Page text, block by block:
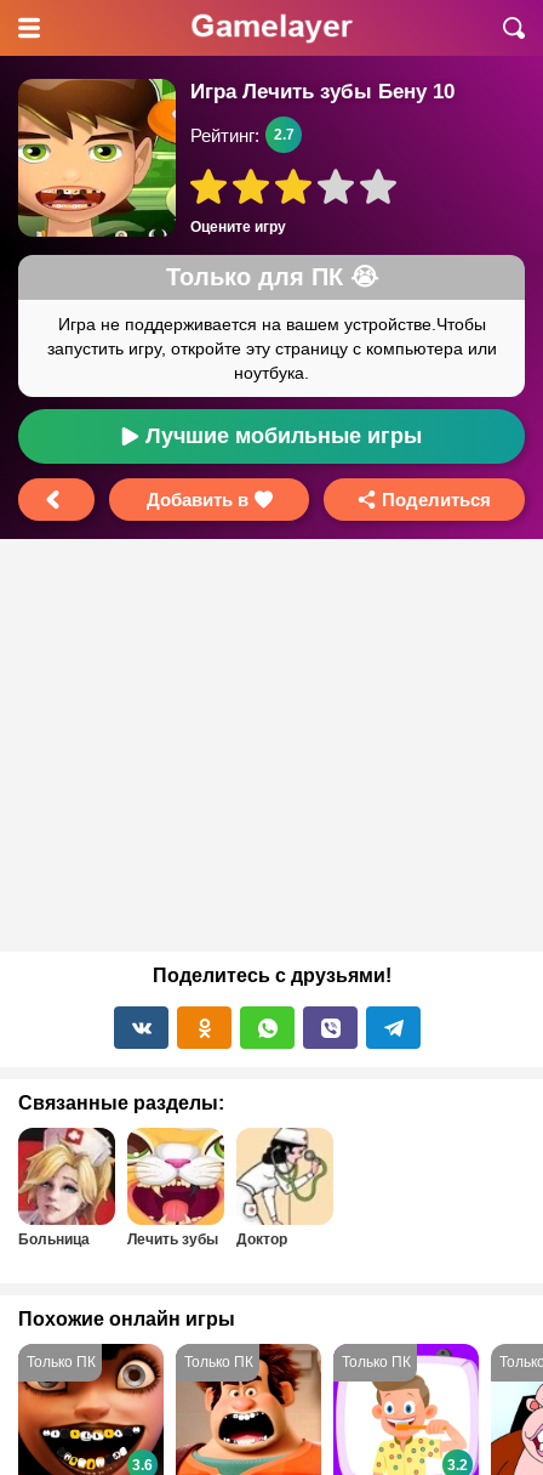
Игра Лечить зубы Бену 10
Оцените игру
Рейтинг: 2.7
Лучшие мобильные игры
Добавить в Поделиться
Поделитесь с друзьями!
Связанные разделы:
Больница Лечить зубы Доктор
Похожие онлайн игры
3.6 3.2